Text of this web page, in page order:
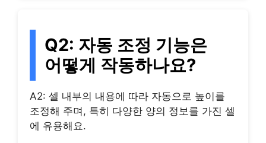
Q2: 자동 조정 기능은
어떻게 작동하나요?
A2: 셀 내부의 내용에 따라 자동으로 높이를
조정해 주며, 특히 다양한 양의 정보를 가진 셀
에 유용해요.